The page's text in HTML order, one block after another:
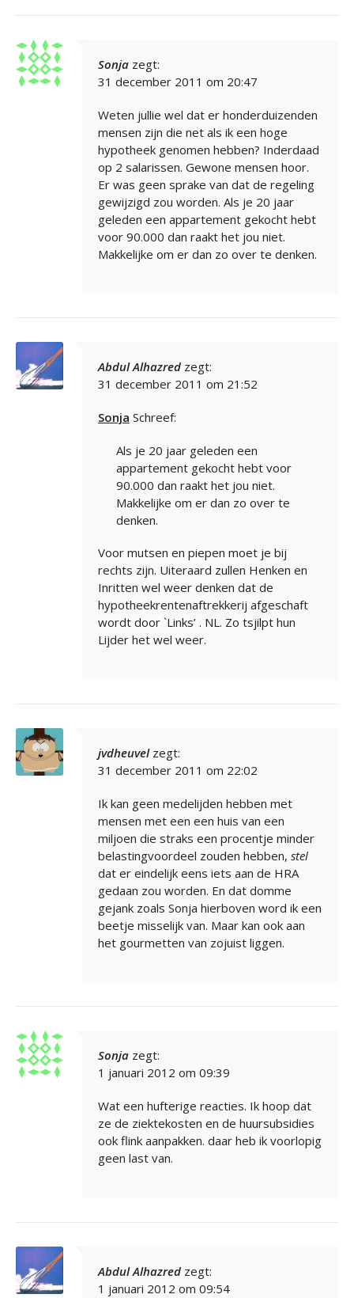
Sonja zegt:
31 december 2011 om 20:47
Weten jullie wel dat er honderduizenden
mensen zijn die net als ik een hoge
hypotheek genomen hebben? Inderdaad
op 2 salarissen. Gewone mensen hoor.
Er was geen sprake van dat de regeling
gewijzigd zou worden. Als je 20 jaar
geleden een appartement gekocht hebt
voor 90.000 dan raakt het jou niet.
Makkelijke om er dan zo over te denken.
Abdul Alhazred zegt:
31 december 2011 om 21:52
Sonja Schreef:
Als je 20 jaar geleden een
appartement gekocht hebt voor
90.000 dan raakt het jou niet.
Makkelijke om er dan zo over te
denken.
Voor mutsen en piepen moet je bij
rechts zijn. Uiteraard zullen Henken en
Inritten wel weer denken dat de
hypotheekrentenaftrekkerij afgeschaft
wordt door `Links’ . NL. Zo tsjilpt hun
Lijder het wel weer.
jvdheuvel zegt:
31 december 2011 om 22:02
Ik kan geen medelijden hebben met
mensen met een een huis van een
miljoen die straks een procentje minder
belastingvoordeel zouden hebben, stel
dat er eindelijk eens iets aan de HRA
gedaan zou worden. En dat domme
gejank zoals Sonja hierboven word ik een
beetje misselijk van. Maar kan ook aan
het gourmetten van zojuist liggen.
Sonja zegt:
1 januari 2012 om 09:39
Wat een hufterige reacties. Ik hoop dat
ze de ziektekosten en de huursubsidies
ook flink aanpakken. daar heb ik voorlopig
geen last van.
Abdul Alhazred zegt:
1 januari 2012 om 09:54